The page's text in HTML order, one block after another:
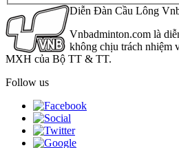
Diễn Đàn Cầu Lông
Vnbadminton.com là
không chịu trách nhiệm
MXH của Bộ TT & TT.
Follow us